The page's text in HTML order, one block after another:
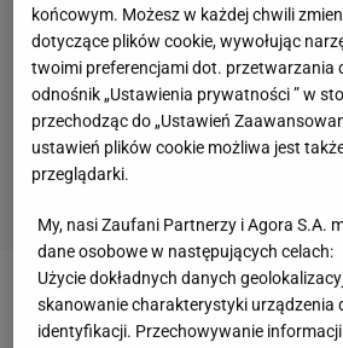
Zobacz wideoŻelazny: Jagiellonia
mecz niż Legia, ale wciąż to była
końcowym. Możesz w każdej chwili
dotyczące plików cookie, wywołując
twoimi preferencjami dot. przetwarzania
odnośnik „Ustawienia prywatności ” w
przechodząc do „Ustawień
ustawień plików cookie możliwa jest
przeglądarki.
My, nasi Zaufani Partnerzy i Agora S.A.
dane osobowe w następujących celach:
Użycie dokładnych danych
skanowanie charakterystyki urządzenia
identyfikacji. Przechowywanie